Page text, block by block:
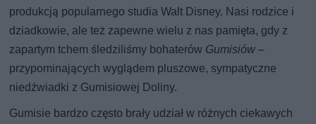
produkcją popularnego studia Walt Disney. Nasi rodzice i
dziadkowie, ale też zapewne wielu z nas pamięta, gdy z
zapartym tchem śledziliśmy bohaterów Gumisiów –
przypominających wyglądem pluszowe, sympatyczne
niedźwiadki z Gumisiowej Doliny.
Gumisie bardzo często brały udział w różnych ciekawych